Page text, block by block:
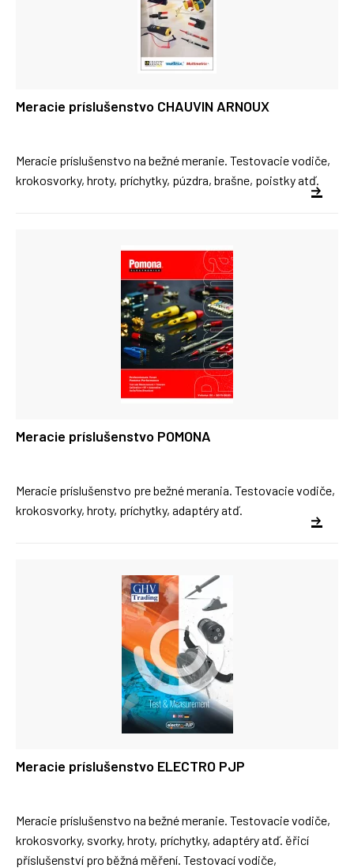
Meracie príslušenstvo CHAUVIN ARNOUX
Meracie príslušenstvo na bežné meranie. Testovacie vodiče,
krokosvorky, hroty, príchytky, púzdra, brašne, poistky atď.
Meracie príslušenstvo POMONA
Meracie príslušenstvo pre bežné merania. Testovacie vodiče,
krokosvorky, hroty, príchytky, adaptéry atď.
Meracie príslušenstvo ELECTRO PJP
Meracie príslušenstvo na bežné meranie. Testovacie vodiče,
krokosvorky, svorky, hroty, príchytky, adaptéry atď. ěřicí
příslušenství pro běžná měření. Testovací vodiče,